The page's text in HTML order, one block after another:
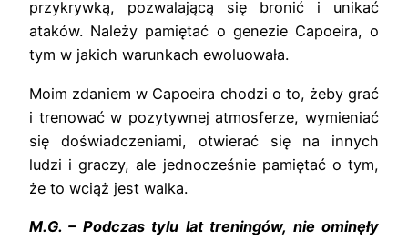
przykrywką, pozwalającą się bronić i unikać
ataków. Należy pamiętać o genezie Capoeira, o
tym w jakich warunkach ewoluowała.
Moim zdaniem w Capoeira chodzi o to, żeby grać
i trenować w pozytywnej atmosferze, wymieniać
się doświadczeniami, otwierać się na innych
ludzi i graczy, ale jednocześnie pamiętać o tym,
że to wciąż jest walka.
M.G. – Podczas tylu lat treningów, nie ominęły